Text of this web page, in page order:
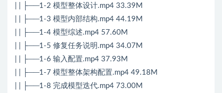
| | ├──1-2 模型整体设计.mp4 33.39M
| | ├──1-3 模型内部结构.mp4 44.19M
| | ├──1-4 模型综述.mp4 57.60M
| | ├──1-5 修复任务说明.mp4 34.07M
| | ├──1-6 输入配置.mp4 37.93M
| | ├──1-7 模型整体架构配置.mp4 49.18M
| | ├──1-8 完成模型迭代.mp4 73.00M